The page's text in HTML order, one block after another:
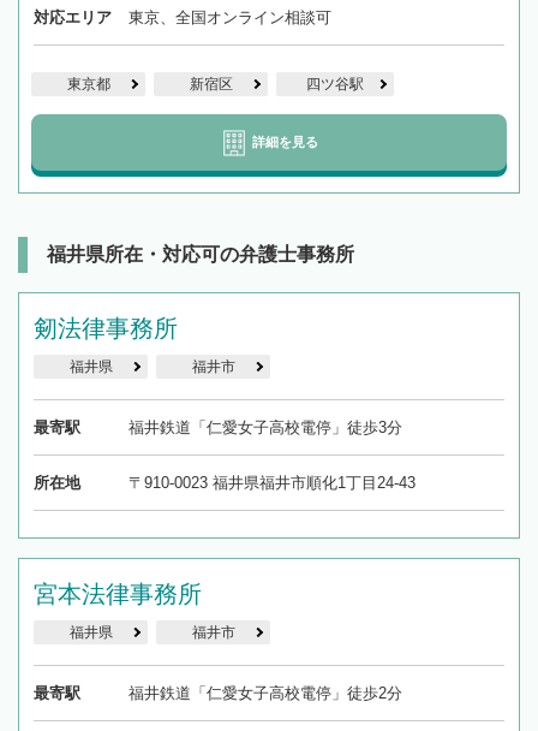
対応エリア 東京、全国オンライン相談可
東京都 新宿区 四ツ谷駅
詳細を見る
福井県所在・対応可の弁護士事務所
剱法律事務所
福井県 福井市
最寄駅 福井鉄道「仁愛女子高校電停」徒歩3分
所在地 〒910-0023 福井県福井市順化1丁目24-43
宮本法律事務所
福井県 福井市
最寄駅 福井鉄道「仁愛女子高校電停」徒歩2分